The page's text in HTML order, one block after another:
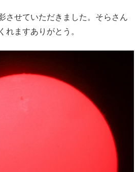
させていただきました。そらさん
れますありがとう。